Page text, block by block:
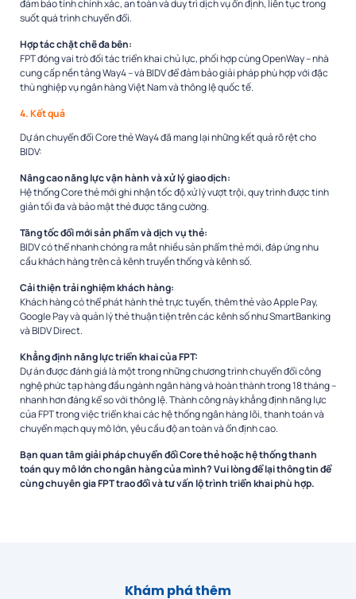
đảm bảo tính chính xác, an toàn và duy trì dịch vụ ổn định, liên tục trong
suốt quá trình chuyển đổi.
Hợp tác chặt chẽ đa bên:
FPT đóng vai trò đối tác triển khai chủ lực, phối hợp cùng OpenWay – nhà
cung cấp nền tảng Way4 – và BIDV để đảm bảo giải pháp phù hợp với đặc
thù nghiệp vụ ngân hàng Việt Nam và thông lệ quốc tế.
4. Kết quả
Dự án chuyển đổi Core thẻ Way4 đã mang lại những kết quả rõ rệt cho
BIDV:
Nâng cao năng lực vận hành và xử lý giao dịch:
Hệ thống Core thẻ mới ghi nhận tốc độ xử lý vượt trội, quy trình được tinh
giản tối đa và bảo mật thẻ được tăng cường.
Tăng tốc đổi mới sản phẩm và dịch vụ thẻ:
BIDV có thể nhanh chóng ra mắt nhiều sản phẩm thẻ mới, đáp ứng nhu
cầu khách hàng trên cả kênh truyền thống và kênh số.
Cải thiện trải nghiệm khách hàng:
Khách hàng có thể phát hành thẻ trực tuyến, thêm thẻ vào Apple Pay,
Google Pay và quản lý thẻ thuận tiện trên các kênh số như SmartBanking
và BIDV Direct.
Khẳng định năng lực triển khai của FPT:
Dự án được đánh giá là một trong những chương trình chuyển đổi công
nghệ phức tạp hàng đầu ngành ngân hàng và hoàn thành trong 18 tháng –
nhanh hơn đáng kể so với thông lệ. Thành công này khẳng định năng lực
của FPT trong việc triển khai các hệ thống ngân hàng lõi, thanh toán và
chuyển mạch quy mô lớn, yêu cầu độ an toàn và ổn định cao.
Bạn quan tâm giải pháp chuyển đổi Core thẻ hoặc hệ thống thanh
toán quy mô lớn cho ngân hàng của mình? Vui lòng để lại thông tin để
cùng chuyên gia FPT trao đổi và tư vấn lộ trình triển khai phù hợp.
Khám phá thêm